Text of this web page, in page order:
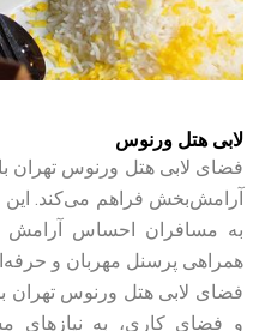
لابی هتل ورنوس
فضای لابی هتل ورنوس تهران
آرامش‌بخش فراهم می‌کند. این
همراهی پرسنل مهربان و
فضای لابی هتل ورنوس تهران
و فضای کاری، به نیازهای